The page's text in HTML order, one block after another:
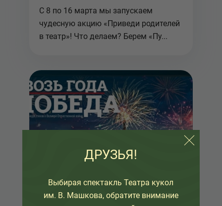
С 8 по 16 марта мы запускаем
чудесную акцию «Приведи родителей
в театр»! Что делаем? Берем «Пу...
ДРУЗЬЯ!
Выбирая спектакль Театра кукол
им. В. Машкова, обратите внимание